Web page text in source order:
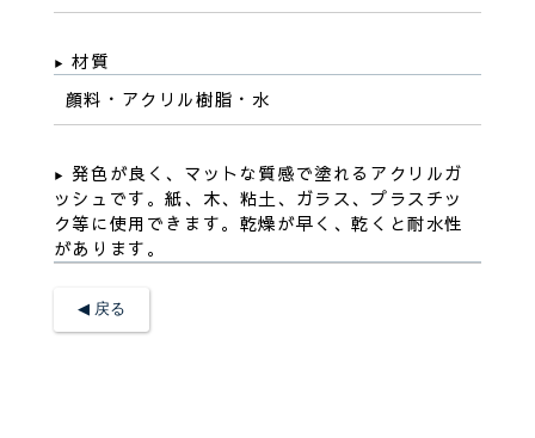
材質
顔料・アクリル樹脂・水
発色が良く、マットな質感で塗れるアクリルガ
ッシュです。紙、木、粘土、ガラス、プラスチッ
ク等に使用できます。乾燥が早く、乾くと耐水性
があります。
◀︎ 戻る